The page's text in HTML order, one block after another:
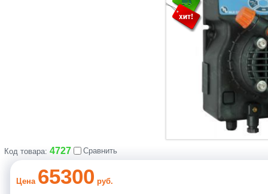
Код товара: 4727 Сравнить
Цена 65300 руб.